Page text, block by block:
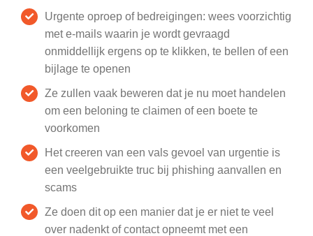
Urgente oproep of bedreigingen: wees voorzichtig
met e-mails waarin je wordt gevraagd
onmiddellijk ergens op te klikken, te bellen of een
bijlage te openen
Ze zullen vaak beweren dat je nu moet handelen
om een beloning te claimen of een boete te
voorkomen
Het creeren van een vals gevoel van urgentie is
een veelgebruikte truc bij phishing aanvallen en
scams
Ze doen dit op een manier dat je er niet te veel
over nadenkt of contact opneemt met een